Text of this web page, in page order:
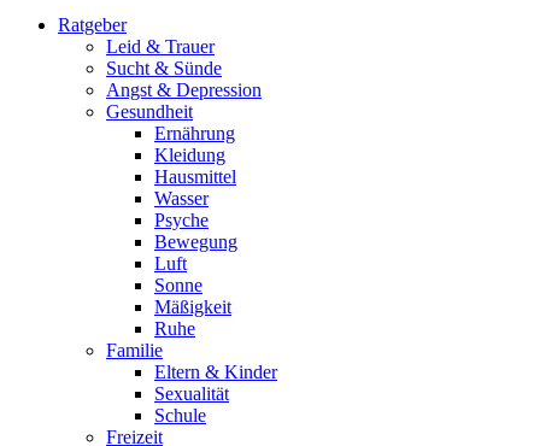
Ratgeber
Leid & Trauer
Sucht & Sünde
Angst & Depression
Gesundheit
Ernährung
Kleidung
Hausmittel
Wasser
Psyche
Bewegung
Luft
Sonne
Mäßigkeit
Ruhe
Familie
Eltern & Kinder
Sexualität
Schule
Freizeit